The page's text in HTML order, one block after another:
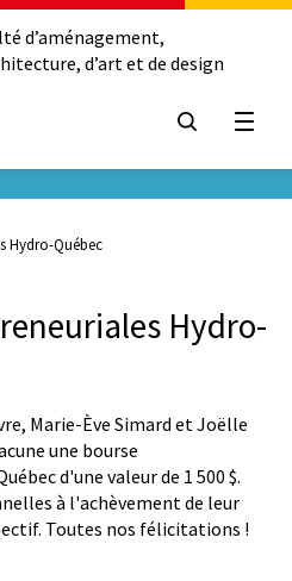
d’aménagement,
d’art et de design
Hydro-Québec
Hydro-
Marie-Ève Simard et Joëlle
une bourse
d'une valeur de 1 500 $.
à l'achèvement de leur
Toutes nos félicitations !